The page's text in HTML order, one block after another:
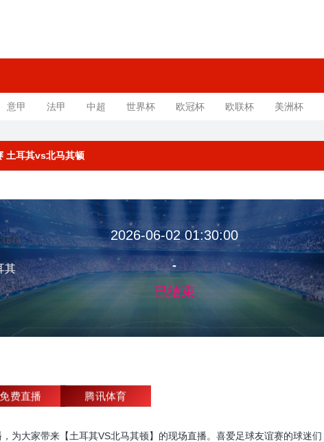
意甲 法甲 中超 世界杯 欧冠杯 欧联杯 美洲杯
土耳其vs北马其顿
其
2026-06-02 01:30:00
-
已结束
免费直播 腾讯体育
为大家带来【土耳其VS北马其顿】的现场直播。喜爱足球友谊赛的球迷